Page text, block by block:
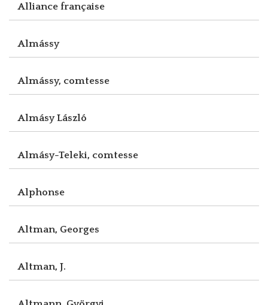
Alliance française
Almássy
Almássy, comtesse
Almásy László
Almásy-Teleki, comtesse
Alphonse
Altman, Georges
Altman, J.